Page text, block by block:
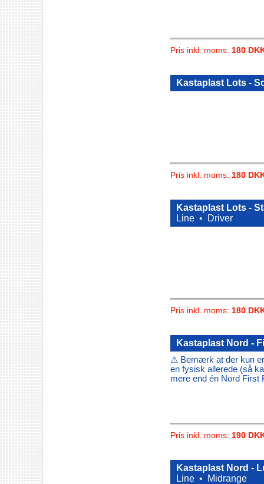
Pris inkl. moms: 180
Kastaplast Lots -
Pris inkl. moms: 180
Kastaplast Lots -
Line •
Driver
Pris inkl. moms: 180
Kastaplast Nord -
⚠ Bemærk at der kun
en fysisk allerede (så
mere end én Nord First
Pris inkl. moms: 190
Kastaplast Nord -
Line •
Midrange